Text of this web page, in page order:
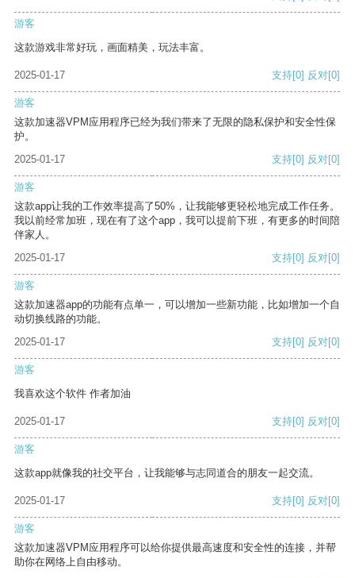
游客
这款游戏非常好玩，画面精美，玩法丰富。
2025-01-17 支持[0] 反对[0]
游客
这款加速器VPM应用程序已经为我们带来了无限的隐私保护和安全性保
护。
2025-01-17
支持[0] 反对[0]
游客
这款app让我的工作效率提高了50%，让我能够更轻松地完成工作任务。
我以前经常加班，现在有了这个app，我可以提前下班，有更多的时间陪
伴家人。
2025-01-17
支持[0] 反对[0]
游客
这款加速器app的功能有点单一，可以增加一些新功能，比如增加一个自
动切换线路的功能。
2025-01-17
支持[0] 反对[0]
游客
我喜欢这个软件 作者加油
2025-01-17 支持[0] 反对[0]
游客
这款app就像我的社交平台，让我能够与志同道合的朋友一起交流。
2025-01-17 支持[0] 反对[0]
游客
这款加速器VPM应用程序可以给你提供最高速度和安全性的连接，并帮
助你在网络上自由移动。